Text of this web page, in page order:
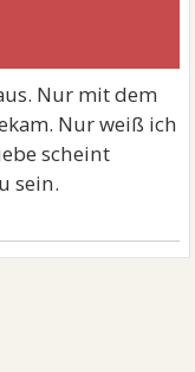
Nur mit dem
Nur weiß ich
scheint
sein.